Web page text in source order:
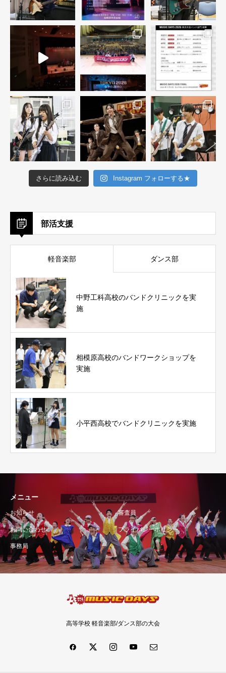
さらに読み込む Instagram フォローする★
部活支援
軽音楽部 ダンス部
中野工科高校のバンドクリニックを実
施
相模原高校のバンドワークショップを
実施
小平西高校でバンドクリニックを実施
メニュー
お知らせ 審査員
お問い合わせ プライバシーポリシー
事務局
高等学校 軽音楽部/ダンス部の大会